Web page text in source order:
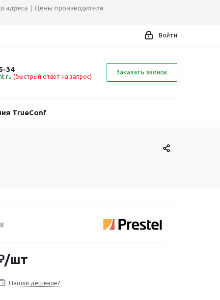
Войти
34
(быстрый ответ на запрос)
Заказать звонок
TrueConf
/шт
Нашли дешевле?